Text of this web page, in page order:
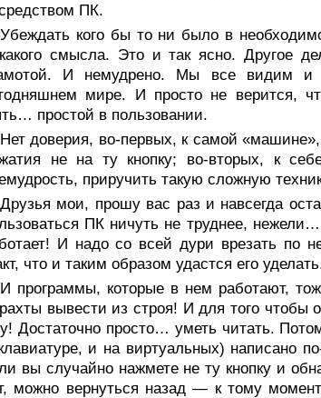
ПК.
Убеждать кого бы то ни было в
смысла. Это и так ясно. Другое
И немудрено. Мы все видим и
мире. И просто не верится,
простой в пользовании.
Нет доверия, во-первых, к самой «машине»,
не на ту кнопку; во-вторых, к
приручить такую сложную
Друзья мои, прошу вас раз и навсегда
ПК ничуть не труднее,
И надо со всей дури врезать по
что и таким образом удастся его
И программы, которые в нем работают,
вывести из строя! И для того
Достаточно просто… уметь читать.
и на виртуальных) написано
вы случайно нажмете не ту кнопку и
можно вернуться назад — к тому